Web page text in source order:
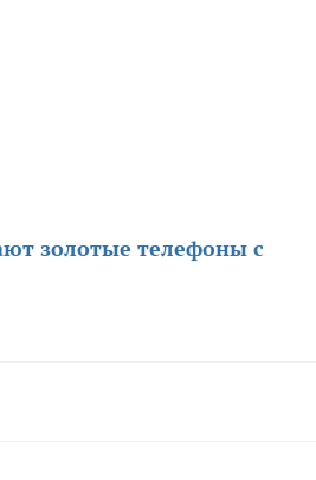
золотые телефоны с